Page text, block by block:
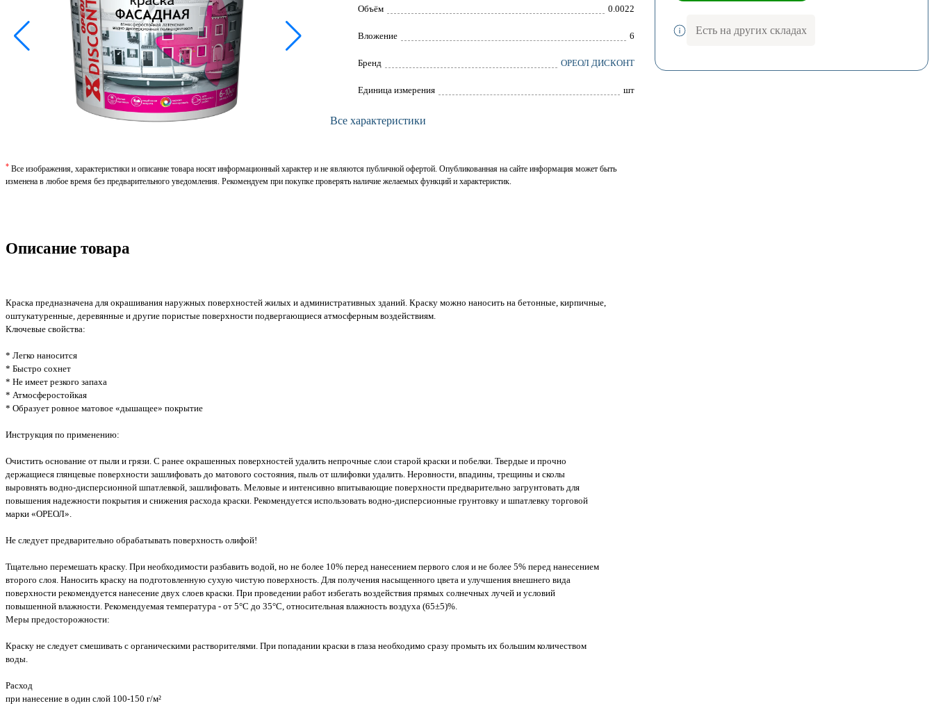
Объём 0.0022
Вложение 6
Брeнд ОРЕОЛ ДИСКОНТ
Единица измерения шт
Все характеристики
* Все изображения, характеристики и описание товара носят информационный характер и не являются публичной офертой. Опубликованная на сайте информация может быть
изменена в любое время без предварительного уведомления. Рекомендуем при покупке проверять наличие желаемых функций и характеристик.
Есть на других складах
Описание товара
Краска предназначена для окрашивания наружных поверхностей жилых и административных зданий. Краску можно наносить на бетонные, кирпичные,
оштукатуренные, деревянные и другие пористые поверхности подвергающиеся атмосферным воздействиям.
Ключевые свойства:
* Легко наносится
* Быстро сохнет
* Не имеет резкого запаха
* Атмосферостойкая
* Образует ровное матовое «дышащее» покрытие
Инструкция по применению:
Очистить основание от пыли и грязи. С ранее окрашенных поверхностей удалить непрочные слои старой краски и побелки. Твердые и прочно
держащиеся глянцевые поверхности зашлифовать до матового состояния, пыль от шлифовки удалить. Неровности, впадины, трещины и сколы
выровнять водно-дисперсионной шпатлевкой, зашлифовать. Меловые и интенсивно впитывающие поверхности предварительно загрунтовать для
повышения надежности покрытия и снижения расхода краски. Рекомендуется использовать водно-дисперсионные грунтовку и шпатлевку торговой
марки «ОРЕОЛ».
Не следует предварительно обрабатывать поверхность олифой!
Тщательно перемешать краску. При необходимости разбавить водой, но не более 10% перед нанесением первого слоя и не более 5% перед нанесением
второго слоя. Наносить краску на подготовленную сухую чистую поверхность. Для получения насыщенного цвета и улучшения внешнего вида
поверхности рекомендуется нанесение двух слоев краски. При проведении работ избегать воздействия прямых солнечных лучей и условий
повышенной влажности. Рекомендуемая температура - от 5°С до 35°С, относительная влажность воздуха (65±5)%.
Меры предосторожности:
Краску не следует смешивать с органическими растворителями. При попадании краски в глаза необходимо сразу промыть их большим количеством
воды.
Расход
при нанесение в один слой 100-150 г/м²